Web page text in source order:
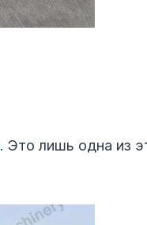
. Это лишь одна из